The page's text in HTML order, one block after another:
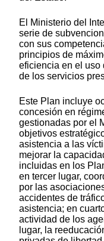
El Ministerio del
serie de
con sus
principios de
eficiencia en el uso
de los servicios
Este Plan incluye
concesión en
gestionadas por el
objetivos
asistencia a las
mejorar la
incluidas en los
en tercer lugar,
por las
accidentes de
asistencia; en
actividad de los
lugar, la